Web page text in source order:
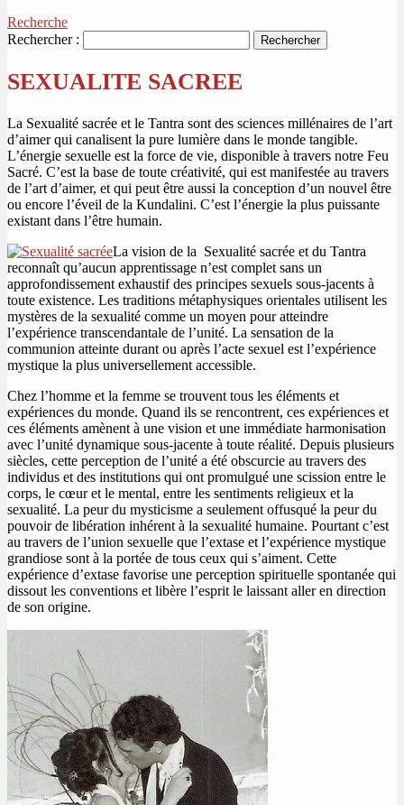
Recherche
Rechercher :
SEXUALITE SACREE
La Sexualité sacrée et le Tantra sont des sciences millénaires de l’art
d’aimer qui canalisent la pure lumière dans le monde tangible.
L’énergie sexuelle est la force de vie, disponible à travers notre Feu
Sacré. C’est la base de toute créativité, qui est manifestée au travers
de l’art d’aimer, et qui peut être aussi la conception d’un nouvel être
ou encore l’éveil de la Kundalini. C’est l’énergie la plus puissante
existant dans l’être humain.
La vision de la Sexualité sacrée et du Tantra
reconnaît qu’aucun apprentissage n’est complet sans un
approfondissement exhaustif des principes sexuels sous-jacents à
toute existence. Les traditions métaphysiques orientales utilisent les
mystères de la sexualité comme un moyen pour atteindre
l’expérience transcendantale de l’unité. La sensation de la
communion atteinte durant ou après l’acte sexuel est l’expérience
mystique la plus universellement accessible.
Chez l’homme et la femme se trouvent tous les éléments et
expériences du monde. Quand ils se rencontrent, ces expériences et
ces éléments amènent à une vision et une immédiate harmonisation
avec l’unité dynamique sous-jacente à toute réalité. Depuis plusieurs
siècles, cette perception de l’unité a été obscurcie au travers des
individus et des institutions qui ont promulgué une scission entre le
corps, le cœur et le mental, entre les sentiments religieux et la
sexualité. La peur du mysticisme a seulement offusqué la peur du
pouvoir de libération inhérent à la sexualité humaine. Pourtant c’est
au travers de l’union sexuelle que l’extase et l’expérience mystique
grandiose sont à la portée de tous ceux qui s’aiment. Cette
expérience d’extase favorise une perception spirituelle spontanée qui
dissout les conventions et libère l’esprit le laissant aller en direction
de son origine.